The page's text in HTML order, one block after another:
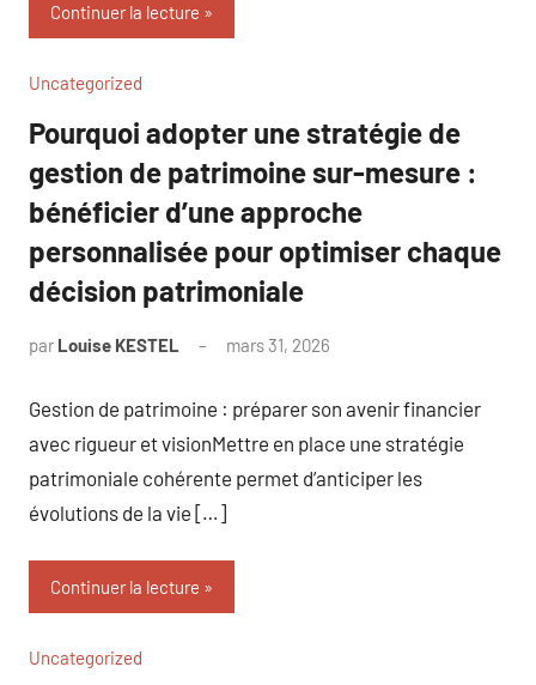
Continuer la lecture
Uncategorized
Pourquoi adopter une stratégie de
gestion de patrimoine sur-mesure :
bénéficier d’une approche
personnalisée pour optimiser chaque
décision patrimoniale
par Louise KESTEL mars 31, 2026
Gestion de patrimoine : préparer son avenir financier
avec rigueur et visionMettre en place une stratégie
patrimoniale cohérente permet d’anticiper les
évolutions de la vie […]
Continuer la lecture
Uncategorized